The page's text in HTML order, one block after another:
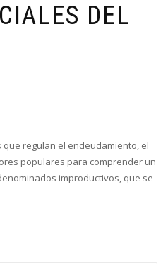
DEL
regulan el endeudamiento, el
populares para comprender un
improductivos, que se